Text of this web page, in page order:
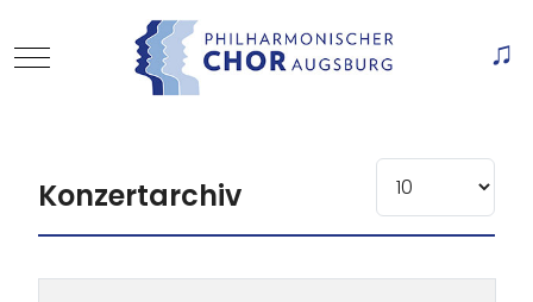
Mobile Menu Toggle
Konzertarchiv
Anzeige #
Beiträge